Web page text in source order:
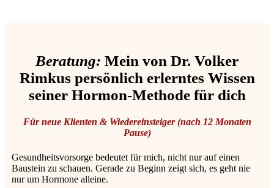
Beratung: Mein von Dr. Volker
Rimkus persönlich erlerntes Wissen
seiner Hormon-Methode für dich
Für neue Klienten & Wiedereinsteiger (nach 12 Monaten
Pause)
Gesundheitsvorsorge bedeutet für mich, nicht nur auf einen
Baustein zu schauen. Gerade zu Beginn zeigt sich, es geht nie
nur um Hormone alleine.